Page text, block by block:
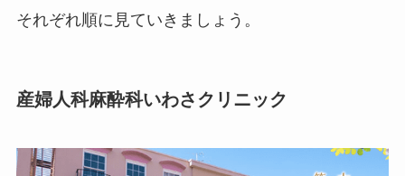
それぞれ順に見ていきましょう。
産婦人科麻酔科いわさクリニック